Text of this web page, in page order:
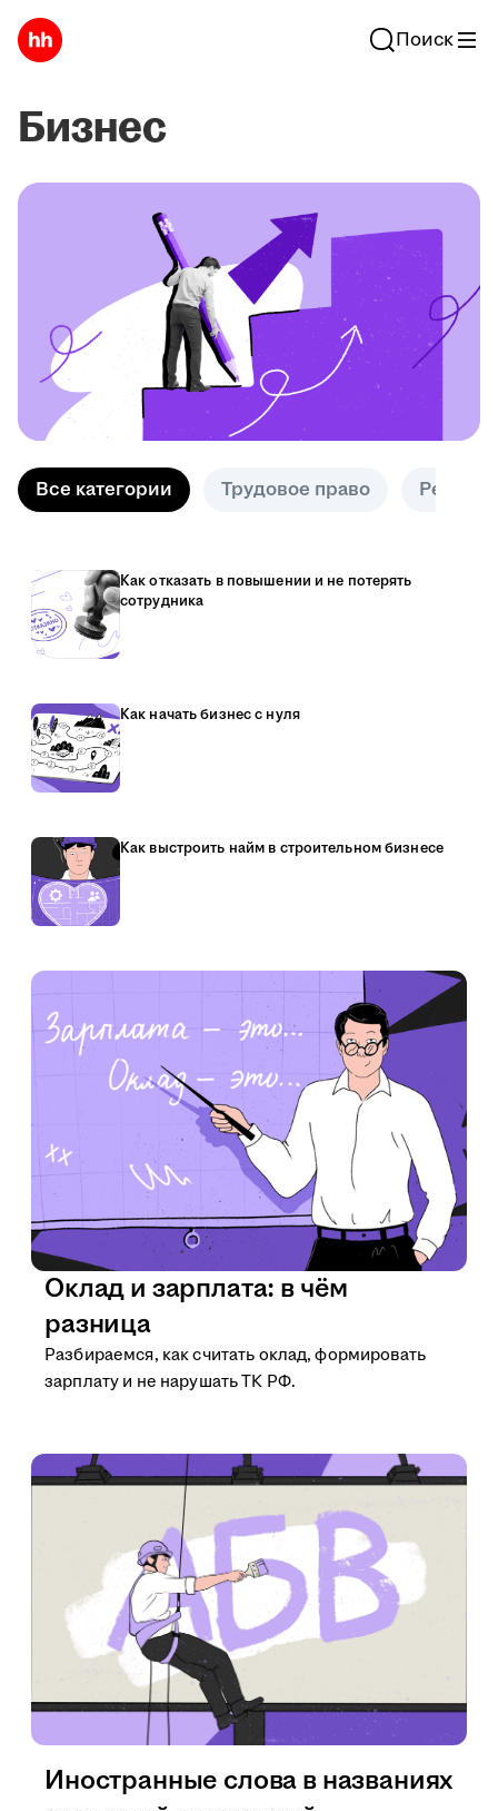
Поиск
Бизнес
Все категории Трудовое право
Как отказать в повышении и не потерять
сотрудника
Как начать бизнес с нуля
Как выстроить найм в строительном бизнесе
Оклад и зарплата: в чём
разница
Разбираемся, как считать оклад, формировать
зарплату и не нарушать ТК РФ.
Иностранные слова в названиях